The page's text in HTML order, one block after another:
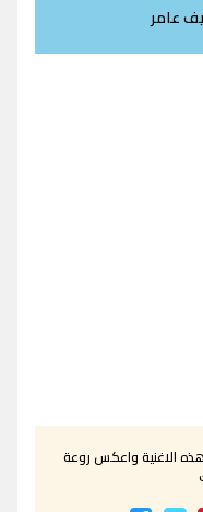
عامر
الاغنية واعكس روعة